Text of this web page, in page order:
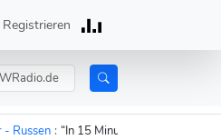
Registrieren
“In 15 Minuten sind die Russen auf dem